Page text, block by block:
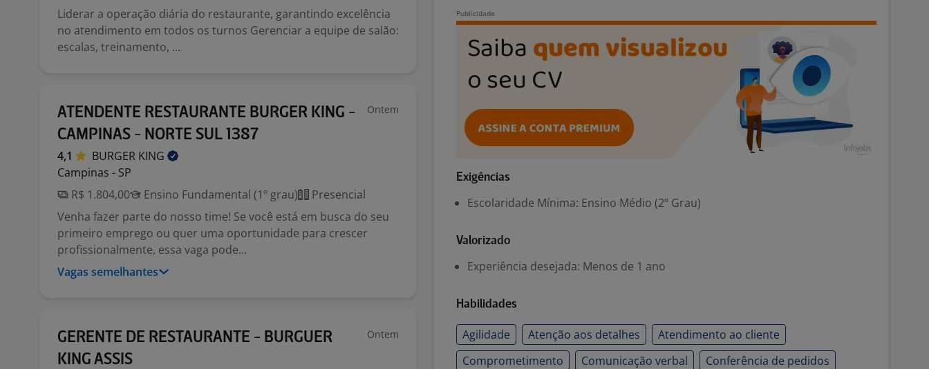
Liderar a operação diária do restaurante, garantindo excelência
no atendimento em todos os turnos Gerenciar a equipe de salão:
escalas, treinamento, ...
ATENDENTE RESTAURANTE BURGER KING -
CAMPINAS - NORTE SUL 1387
Ontem
4,1 BURGER KING
Campinas - SP
R$ 1.804,00
Ensino Fundamental (1º grau)
Presencial
Venha fazer parte do nosso time! Se você está em busca do seu
primeiro emprego ou quer uma oportunidade para crescer
profissionalmente, essa vaga pode...
Vagas semelhantes
GERENTE DE RESTAURANTE - BURGUER
KING ASSIS
Ontem
Exigências
Escolaridade Mínima: Ensino Médio (2º Grau)
Valorizado
Experiência desejada: Menos de 1 ano
Habilidades
Agilidade Atenção aos detalhes
Atendimento ao cliente
Comprometimento
Comunicação verbal
Conferência de pedidos